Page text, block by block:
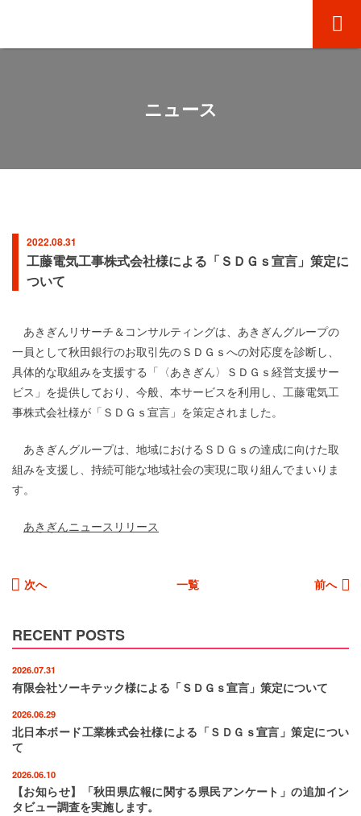
content
あきぎん リサーチ ＆ コンサルティング
ニュース
2022.08.31
工藤電気工事株式会社様による「ＳＤＧｓ宣言」策定に
ついて
あきぎんリサーチ＆コンサルティングは、あきぎんグループの
一員として秋田銀行のお取引先のＳＤＧｓへの対応度を診断し、
具体的な取組みを支援する「〈あきぎん〉ＳＤＧｓ経営支援サー
ビス」を提供しており、今般、本サービスを利用し、工藤電気工
事株式会社様が「ＳＤＧｓ宣言」を策定されました。
あきぎんグループは、地域におけるＳＤＧｓの達成に向けた取
組みを支援し、持続可能な地域社会の実現に取り組んでまいりま
す。
あきぎんニュースリリース
次へ 一覧 前へ
RECENT POSTS
2026.07.31
有限会社ソーキテック様による「ＳＤＧｓ宣言」策定について
2026.06.29
北日本ボード工業株式会社様による「ＳＤＧｓ宣言」策定につい
て
2026.06.10
【お知らせ】「秋田県広報に関する県民アンケート」の追加イン
タビュー調査を実施します。